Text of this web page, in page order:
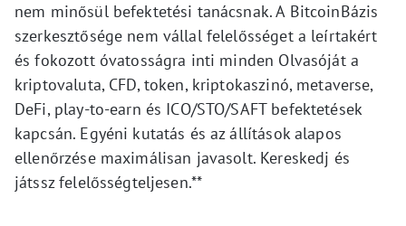
nem minősül befektetési tanácsnak. A BitcoinBázis
szerkesztősége nem vállal felelősséget a leírtakért
és fokozott óvatosságra inti minden Olvasóját a
kriptovaluta, CFD, token, kriptokaszinó, metaverse,
DeFi, play-to-earn és ICO/STO/SAFT befektetések
kapcsán. Egyéni kutatás és az állítások alapos
ellenőrzése maximálisan javasolt. Kereskedj és
játssz felelősségteljesen.**